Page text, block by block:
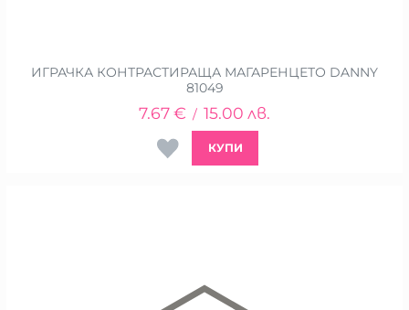
ИГРАЧКА КОНТРАСТИРАЩА МАГАРЕНЦЕТО DANNY
81049
7.67€ / 15.00 лв.
КУПИ